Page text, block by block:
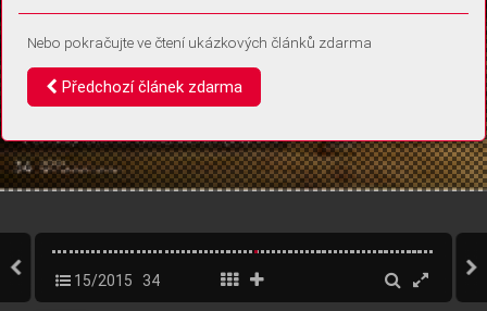
15/2015 34
Nebo pokračujte ve čtení ukázkových článků zdarma
Předchozí článek zdarma